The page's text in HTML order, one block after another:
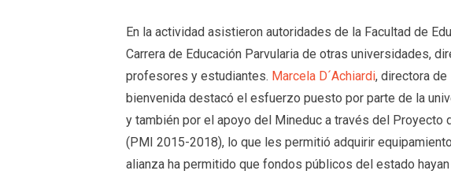
En la actividad asistieron autoridades de la Facultad de
Carrera de Educación Parvularia de otras universidades,
profesores y estudiantes. Marcela D´Achiardi, directora de
bienvenida destacó el esfuerzo puesto por parte de la
y también por el apoyo del Mineduc a través del Proyecto
(PMI 2015-2018), lo que les permitió adquirir
alianza ha permitido que fondos públicos del estado